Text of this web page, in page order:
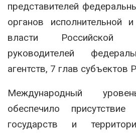
представителей
органов исполнительной
власти Российской
руководителей
агентств, 7 глав субъектов
Международный
обеспечило
государств и